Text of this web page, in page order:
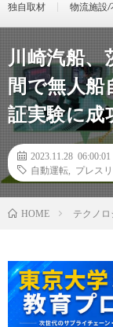
独自取材 物流施設/
川崎汽船、
間で無人船
証実験に成
2023.11.28 06:00:01
自動運転
プレス
HOME テクノ